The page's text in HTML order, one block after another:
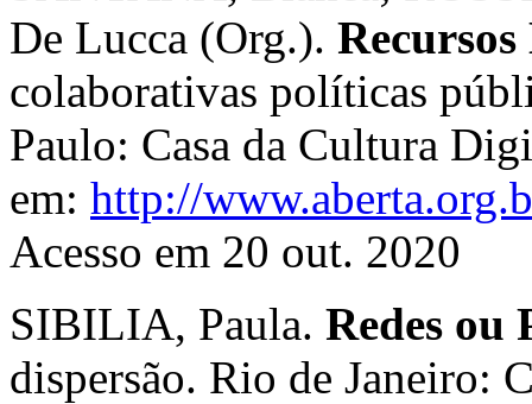
De Lucca (Org.).
colaborativas políticas
Paulo: Casa da Cultura
em: http://
Acesso em 20 out. 2020
SIBILIA, Paula. Redes ou
dispersão. Rio de Janeiro: